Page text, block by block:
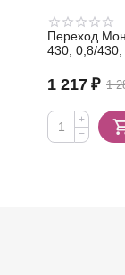
Переход
430, 0,8/
1
1 217 ₽
+
−